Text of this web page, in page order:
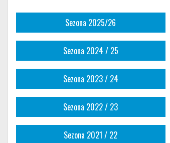
Sezona 2025/26
Sezona 2024 / 25
Sezona 2023 / 24
Sezona 2022 / 23
Sezona 2021 / 22